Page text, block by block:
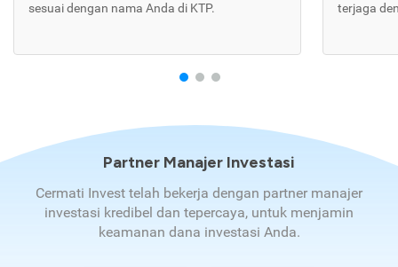
sesuai dengan nama Anda di KTP.
terjaga
Partner Manajer Investasi
Cermati Invest telah bekerja dengan partner manajer
investasi kredibel dan tepercaya, untuk menjamin
keamanan dana investasi Anda.